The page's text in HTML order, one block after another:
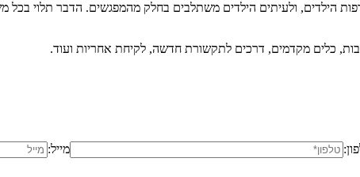
הילדים, ולעיתים הילדים משתלבים בחלק מהמפגשים. הדבר תלוי בכל
כלים מקדמים, דרכים לתקשורת חדשה, לקיחת אחריות ועוד.
מייל: